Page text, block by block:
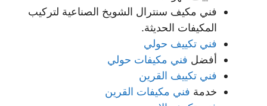
فني مكيف سنترال الشويخ الصناعية لتركيب
المكيفات الحديثة.
فني تكييف حولي
أفضل فني مكيفات حولي
فني تكييف القرين
خدمة فني مكيفات القرين